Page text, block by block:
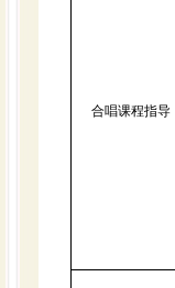
合唱课程指导